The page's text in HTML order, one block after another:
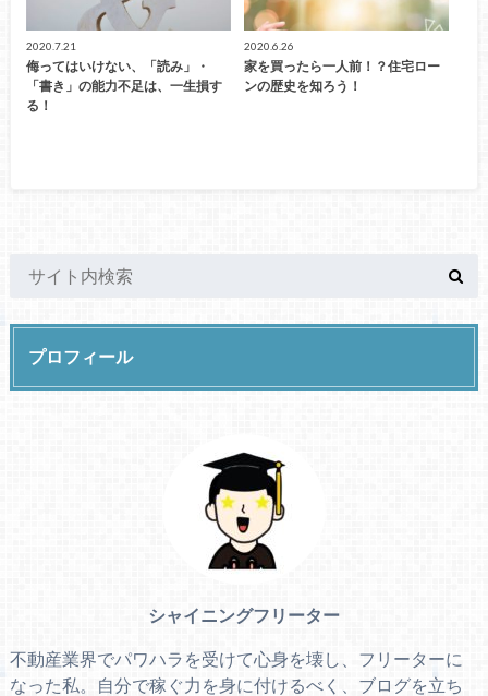
2020.7.21
侮ってはいけない、「読み」・
「書き」の能力不足は、一生損す
る！
2020.6.26
家を買ったら一人前！？住宅ロー
ンの歴史を知ろう！
プロフィール
シャイニングフリーター
不動産業界でパワハラを受けて心身を壊し、フリーターに
なった私。自分で稼ぐ力を身に付けるべく、ブログを立ち